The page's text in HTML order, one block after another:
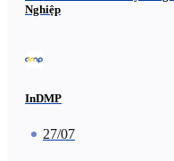
Nghiệp
InDMP
27/07